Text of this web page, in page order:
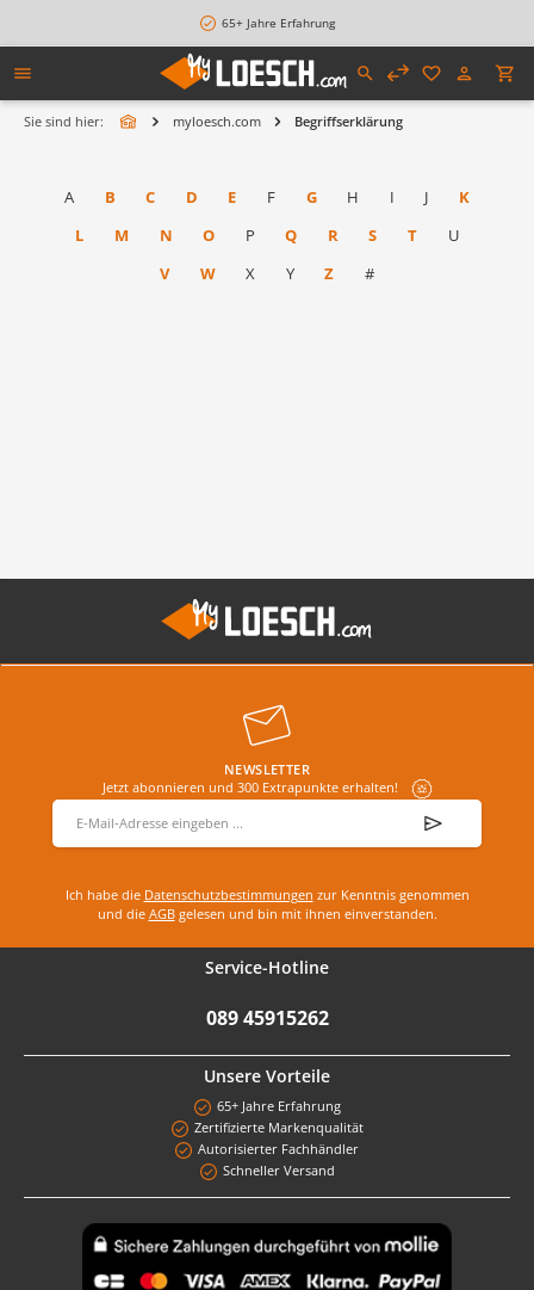
65+ Jahre Erfahrung
Sie sind hier: myloesch.com Begriffserklärung
A B C D E F G H I J
K
L
M N O P Q R S T
U
V
W X Y Z #
NEWSLETTER
Jetzt abonnieren und 300 Extrapunkte erhalten!
E-Mail-Adresse
Ich habe die Datenschutzbestimmungen zur Kenntnis genommen
und die AGBgelesen und bin mit ihnen einverstanden.
Service-Hotline
089 45915262
Unsere Vorteile
65+ Jahre Erfahrung
Zertifizierte Markenqualität
Autorisierter Fachhändler
Schneller Versand